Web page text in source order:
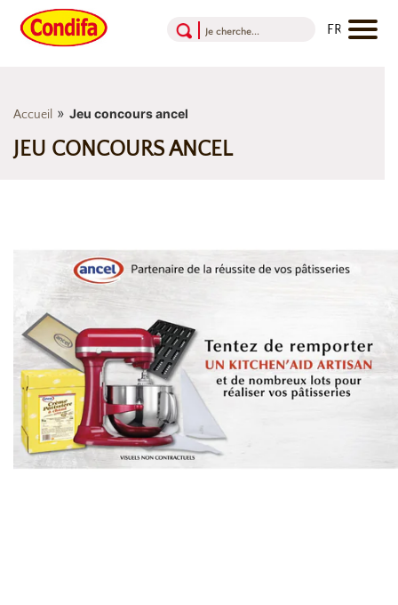
Accueil » Jeu concours ancel
JEU CONCOURS ANCEL